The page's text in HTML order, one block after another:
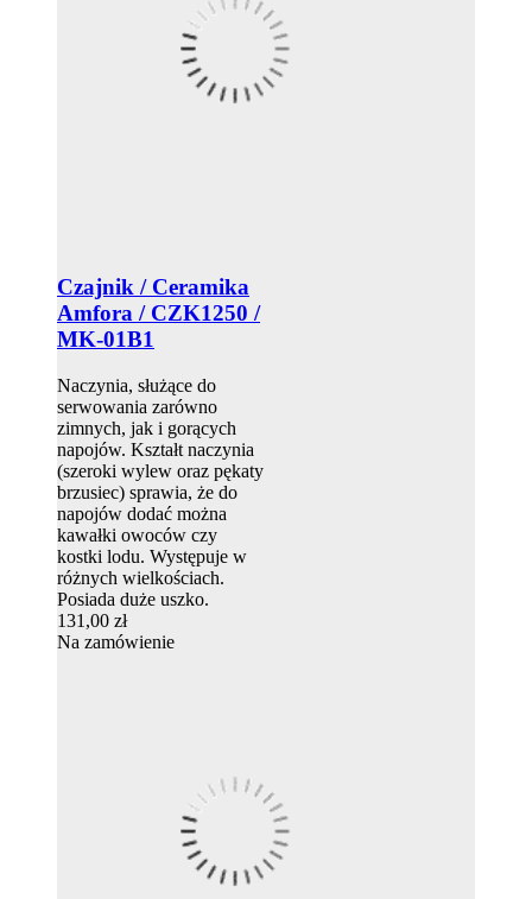
Czajnik / Ceramika
Amfora / CZK1250 /
MK-01B1
Naczynia, służące do
serwowania zarówno
zimnych, jak i gorących
napojów. Kształt naczynia
(szeroki wylew oraz pękaty
brzusiec) sprawia, że do
napojów dodać można
kawałki owoców czy
kostki lodu. Występuje w
różnych wielkościach.
Posiada duże uszko.
131,00 zł
Na zamówienie